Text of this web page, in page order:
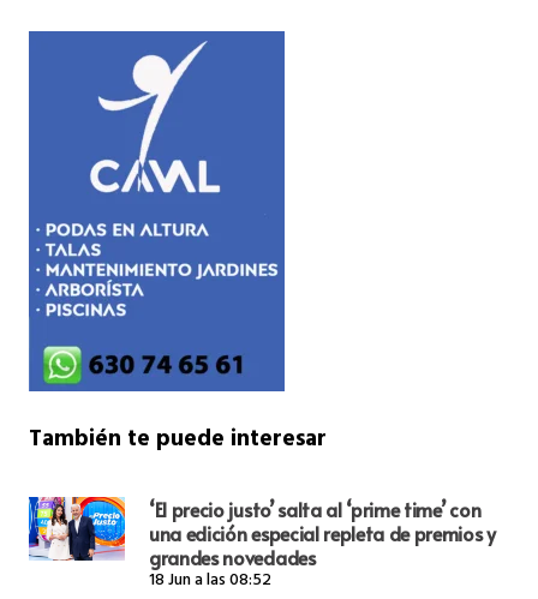
También te puede interesar
‘El precio justo’ salta al ‘prime time’ con
una edición especial repleta de premios y
grandes novedades
18 Jun a las 08:52